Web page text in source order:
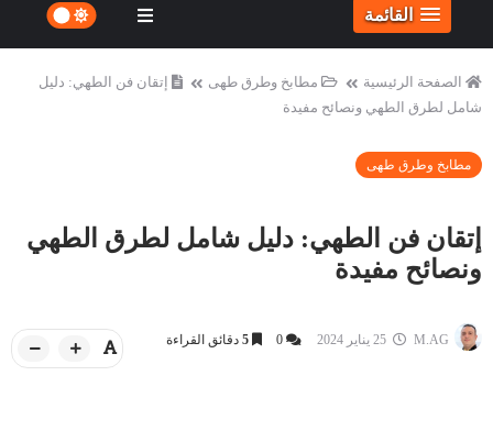
القائمة
الصفحة الرئيسية مطابخ وطرق طهى
إتقان فن الطهي: دليل
شامل لطرق الطهي ونصائح مفيدة
مطابخ وطرق طهى
إتقان فن الطهي: دليل شامل لطرق الطهي
ونصائح مفيدة
M.AG
0
5 دقائق القراءة